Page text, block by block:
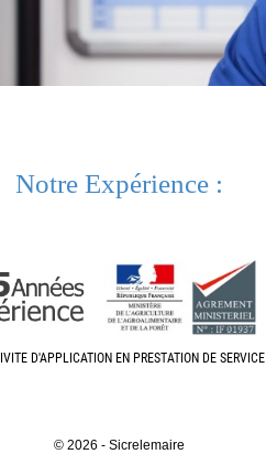
Notre Expérience :
D'APPLICATION EN PRESTATION DE
© 2026 - Sicrelemaire